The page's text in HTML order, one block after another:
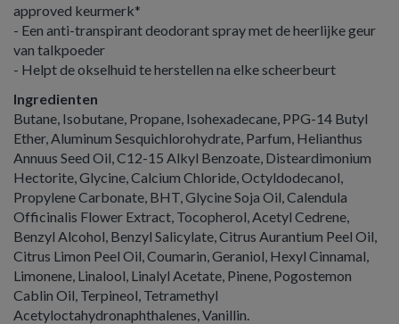
approved keurmerk*
- Een anti-transpirant deodorant spray met de heerlijke geur
van talkpoeder
- Helpt de okselhuid te herstellen na elke scheerbeurt
Ingredienten
Butane, Isobutane, Propane, Isohexadecane, PPG-14 Butyl
Ether, Aluminum Sesquichlorohydrate, Parfum, Helianthus
Annuus Seed Oil, C12-15 Alkyl Benzoate, Disteardimonium
Hectorite, Glycine, Calcium Chloride, Octyldodecanol,
Propylene Carbonate, BHT, Glycine Soja Oil, Calendula
Officinalis Flower Extract, Tocopherol, Acetyl Cedrene,
Benzyl Alcohol, Benzyl Salicylate, Citrus Aurantium Peel Oil,
Citrus Limon Peel Oil, Coumarin, Geraniol, Hexyl Cinnamal,
Limonene, Linalool, Linalyl Acetate, Pinene, Pogostemon
Cablin Oil, Terpineol, Tetramethyl
Acetyloctahydronaphthalenes, Vanillin.